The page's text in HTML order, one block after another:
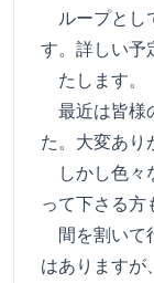
ループとし
す。詳しい予
たします。
最近は皆様
た。大変あり
しかし色々
って下さる方
間を割いて
はありますが